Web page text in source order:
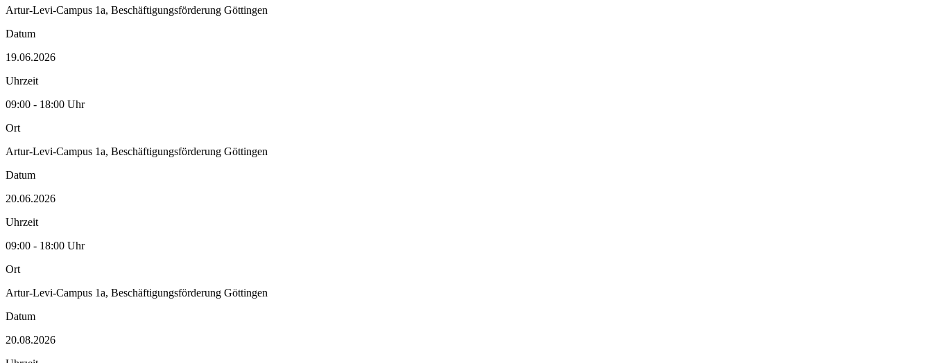
Artur-Levi-Campus 1a, Beschäftigungsförderung Göttingen
Datum
19.06.2026
Uhrzeit
09:00 - 18:00 Uhr
Ort
Artur-Levi-Campus 1a, Beschäftigungsförderung Göttingen
Datum
20.06.2026
Uhrzeit
09:00 - 18:00 Uhr
Ort
Artur-Levi-Campus 1a, Beschäftigungsförderung Göttingen
Datum
20.08.2026